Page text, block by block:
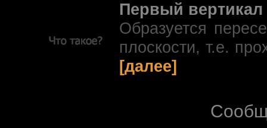
Первый вертикал
Образуется
плоскости, т.е.
[далее]